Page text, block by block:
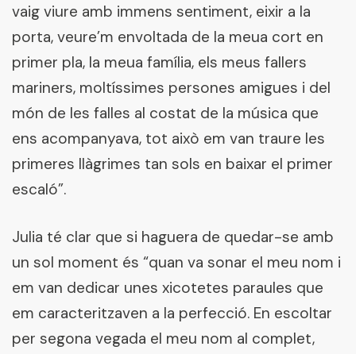
vaig viure amb immens sentiment, eixir a la
porta, veure’m envoltada de la meua cort en
primer pla, la meua família, els meus fallers
mariners, moltíssimes persones amigues i del
món de les falles al costat de la música que
ens acompanyava, tot això em van traure les
primeres llàgrimes tan sols en baixar el primer
escaló”.
Julia té clar que si haguera de quedar-se amb
un sol moment és “quan va sonar el meu nom i
em van dedicar unes xicotetes paraules que
em caracteritzaven a la perfecció. En escoltar
per segona vegada el meu nom al complet,